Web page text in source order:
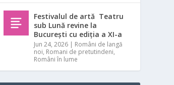
Festivalul de artă Teatru
sub Lună revine la
București cu ediția a XI-a
Jun 24, 2026 | Români de langă
noi, Romani de pretutindeni,
Români în lume